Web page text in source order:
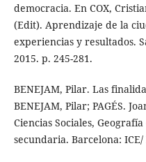
democracia. En COX,
(Edit). Aprendizaje de la
experiencias y resultados.
2015. p. 245-281.
BENEJAM, Pilar. Las
BENEJAM, Pilar; PAGÉS.
Ciencias Sociales,
secundaria. Barcelona: